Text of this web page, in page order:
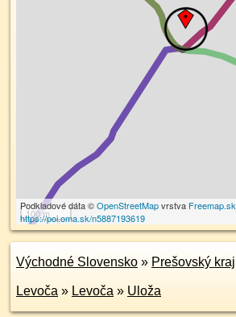
100 m
Podkladové dáta ©OpenStreetMapvrstva Freemap.sk
https://poi.oma.sk/n5887193619
Východné Slovensko » Prešovský kraj
Levoča » Levoča » Uloža